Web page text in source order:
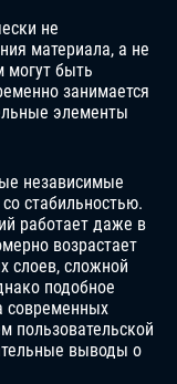
не
материала, а не
могут быть
занимается
элементы
независимые
стабильностью.
работает даже в
возрастает
слоев, сложной
подобное
современных
пользовательской
выводы о